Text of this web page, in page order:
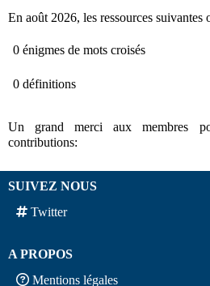
En août 2026, les ressources suivantes
0 énigmes de mots croisés
0 définitions
Un grand merci aux membres
contributions:
SUIVEZ NOUS
Twitter
A PROPOS
Mentions légales